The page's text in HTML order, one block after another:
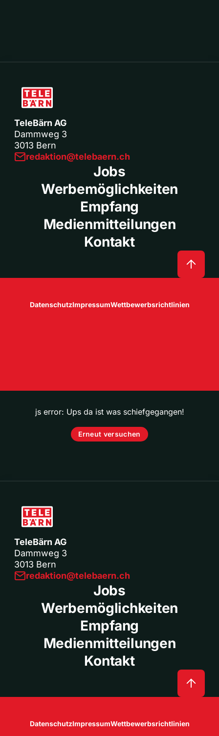
TeleBärn AG
Dammweg 3
3013 Bern
redaktion@telebaern.ch
Jobs
Werbemöglichkeiten
Empfang
Medienmitteilungen
Kontakt
DatenschutzImpressumWettbewerbsrichtlinien
js error: Ups da ist was schiefgegangen!
Erneut versuchen
TeleBärn AG
Dammweg 3
3013 Bern
redaktion@telebaern.ch
Jobs
Werbemöglichkeiten
Empfang
Medienmitteilungen
Kontakt
DatenschutzImpressumWettbewerbsrichtlinien